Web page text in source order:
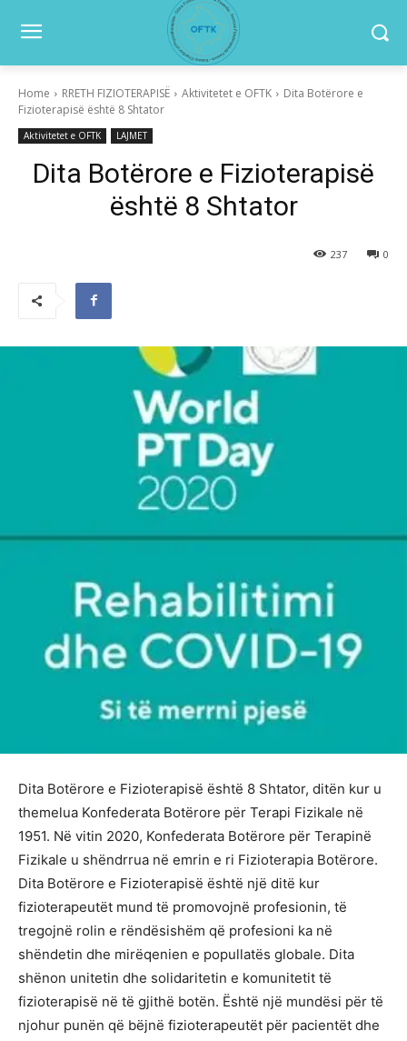
Home RRETH FIZIOTERAPISË Aktivitetet e OFTK
Dita Botërore e
Fizioterapisë është 8 Shtator
Aktivitetet e OFTK LAJMET
Dita Botërore e Fizioterapisë
është 8 Shtator
0
237
Dita Botërore e Fizioterapisë është 8 Shtator, ditën kur u
themelua Konfederata Botërore për Terapi Fizikale në
1951. Në vitin 2020, Konfederata Botërore për Terapinë
Fizikale u shëndrrua në emrin e ri Fizioterapia Botërore.
Dita Botërore e Fizioterapisë është një ditë kur
fizioterapeutët mund të promovojnë profesionin, të
tregojnë rolin e rëndësishëm që profesioni ka në
shëndetin dhe mirëqenien e popullatës globale. Dita
shënon unitetin dhe solidaritetin e komunitetit të
fizioterapisë në të gjithë botën. Është një mundësi për të
njohur punën që bëjnë fizioterapeutët për pacientët dhe